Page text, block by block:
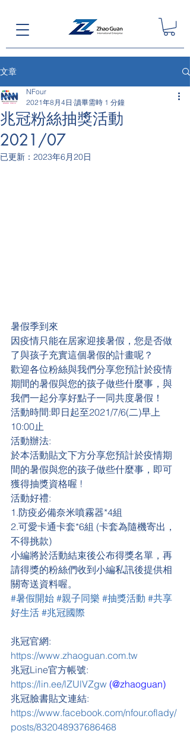
文章
兆冠粉絲抽獎活動
2021/07
NFour
2021年8月4日 讀畢需時 1 分鐘
已更新： 2023年6月20日
暑假季到來
因疫情只能在居家迎接暑假，您是否做
了與孩子充實這個暑假的計畫呢？
歡迎各位粉絲與我們分享您預計於疫情
期間的暑假與您的孩子做些什麼事，與
我們一起分享好點子一同共度暑假！
活動時間:即日起至2021/7/6(二)早上
10:00止
活動辦法:
於本活動貼文下方分享您預計於疫情期
間的暑假與您的孩子做些什麼事，即可
獲得抽獎資格喔 !
活動好禮:
1.防疫必備奈米噴霧器*4組
2.可愛卡通卡套*6組 (卡套為隨機寄出，
不得挑款)
小編將於活動結束後公布得獎名單，再
請得獎的粉絲們收到小編私訊後提供相
關寄送資料喔。
#暑假開始 #親子同樂 #抽獎活動 #共享
好生活 #兆冠國際
兆冠官網:
https://www.zhaoguan.com.tw
兆冠Line官方帳號:
https://lin.ee/lZUlVZgw (@zhaoguan)
兆冠臉書貼文連結:
https://www.facebook.com/nfour.oflady/
posts/832048937686468